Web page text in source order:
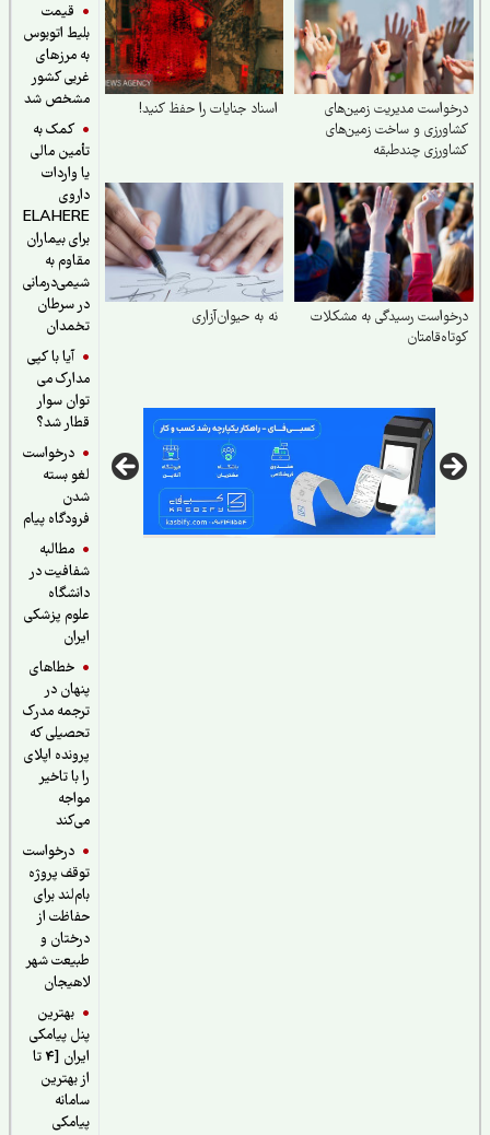
قیمت
بلیط اتوبوس
به مرزهای
غربی کشور
مشخص شد
کمک به
تأمین مالی
یا واردات
داروی
ELAHERE
برای بیماران
مقاوم به
شیمی‌درمانی
در سرطان
تخمدان
آیا با کپی
مدارک می
توان سوار
قطار شد؟
درخواست
لغو بسته
فرودگاه پیام
مطالبه
شفافیت در
دانشگاه
علوم پزشکی
خطاهای
پنهان در
ترجمه مدرک
تحصیلی که
پرونده اپلای
را با تاخیر
درخواست
توقف پروژه
بام‌لند برای
حفاظت از
درختان و
طبیعت شهر
لاهیجان
بهترین
پنل پیامکی
ایران [4 تا
از بهترین
سامانه
پیامکی
مدیریت زمین‌های
و ساخت زمین‌های
چندطبقه
اسناد جنایات را حفظ کنید!
رسیدگی به مشکلات
نه به حیوان‌آزاری